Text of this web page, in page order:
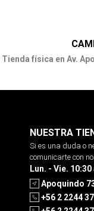
Tienda física en Av.
NUESTRA
Si es una duda o
comunicarte con
Lun. - Vie.
Apoquindo
+56 2 2244